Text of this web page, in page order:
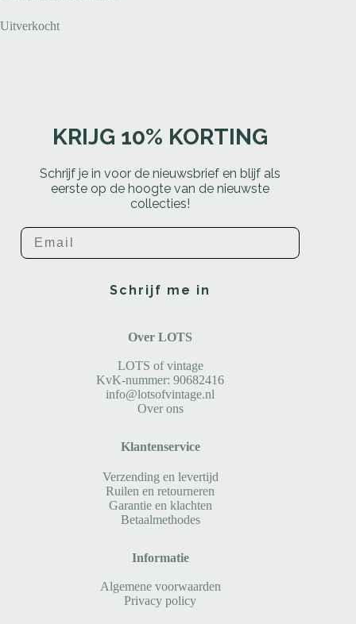
Uitverkocht
KRIJG 10% KORTING
Schrijf je in voor de nieuwsbrief en blijf als
eerste op de hoogte van de nieuwste
collecties!
Email
Schrijf me in
Over LOTS
LOTS of vintage
KvK-nummer: 90682416
info@lotsofvintage.nl
Over ons
Klantenservice
Verzending en levertijd
Ruilen en retourneren
Garantie en klachten
Betaalmethodes
Informatie
Algemene voorwaarden
Privacy policy